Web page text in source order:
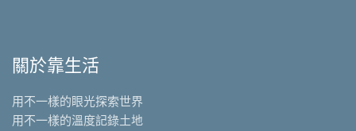
關於靠生活
用不一樣的眼光探索世界
用不一樣的溫度記錄土地